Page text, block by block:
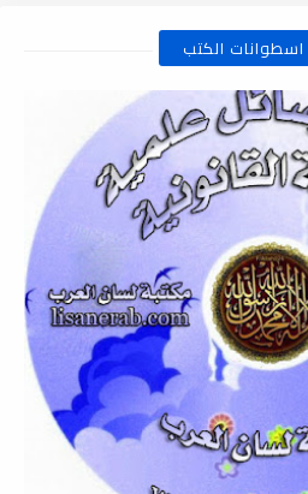
الكتب